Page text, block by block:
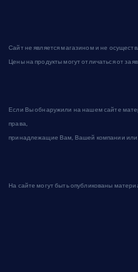
Сайт не является магазином и не
Цены на продукты могут отличаться от
Если Вы обнаружили на нашем сайте
права,
принадлежащие Вам, Вашей компании
На сайте могут быть опубликованы